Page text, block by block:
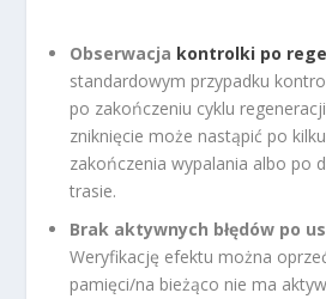
Obserwacja kontrolki po
standardowym przypadku
po zakończeniu cyklu
zniknięcie może nastąpić po
zakończenia wypalania albo po
trasie.
Brak aktywnych błędów po
Weryfikację efektu można
pamięci/na bieżąco nie ma